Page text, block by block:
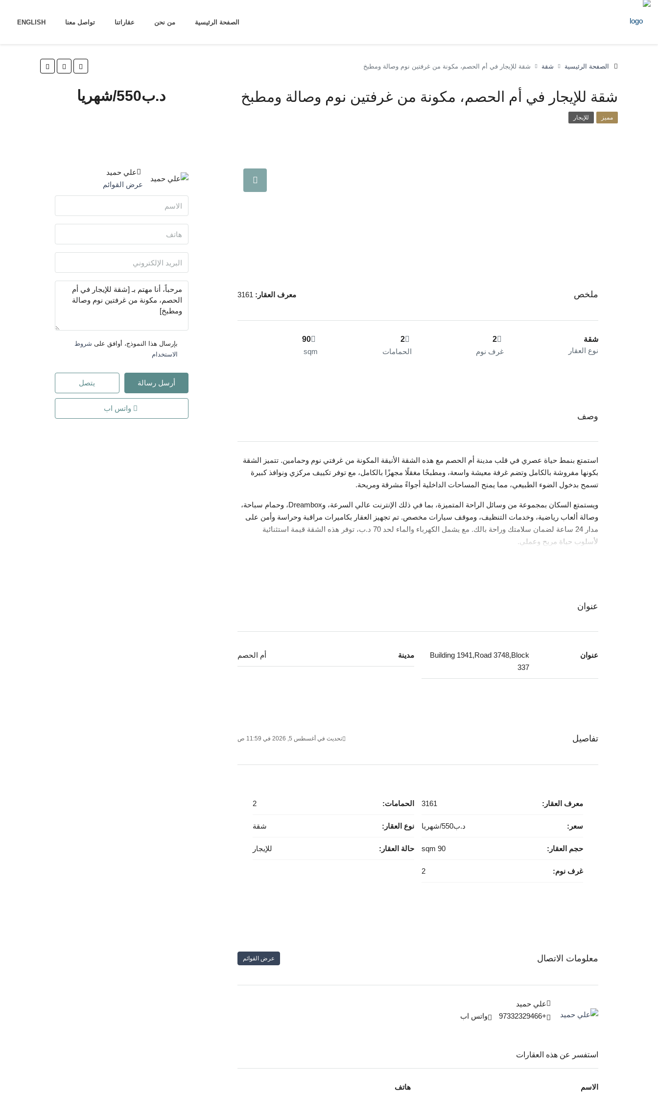
الصفحة الرئيسية من نحن عقاراتنا تواصل معنا ENGLISH
الصفحة الرئيسية شقة شقة للإيجار في أم الحصم، مكونة من غرفتين نوم وصالة ومطبخ
شقة للإيجار في أم الحصم، مكونة من غرفتين نوم وصالة ومطبخ د.ب‎550/شهريا
مميز للإيجار
ملخص معرف العقار:
شقة
نوع العقار
2
غرف نوم
2
الحمامات
90
sqm
وصف
استمتع بنمط حياة عصري في قلب مدينة أم الحصم مع هذه الشقة الأنيقة المكونة من غرفتي نوم وحمامين. تتميز الشقة
بكونها مفروشة بالكامل وتضم غرفة معيشة واسعة، ومطبخًا مغقلًا مجهزًا بالكامل، مع توفر تكييف مركزي ونوافذ كبيرة
تسمح بدخول الضوء الطبيعي، مما يمنح المساحات الداخلية أجواءً مشرقة ومريحة.
ويستمتع السكان بمجموعة من وسائل الراحة المتميزة، بما في ذلك الإنترنت عالي السرعة، وDreambox، وحمام سباحة،
وصالة ألعاب رياضية، وخدمات التنظيف، وموقف سيارات مخصص. تم تجهيز العقار بكاميرات مراقبة وحراسة وأمن على
مدار 24 ساعة لضمان سلامتك وراحة بالك. مع يشمل الكهرباء والماء لحد 70 د.ب، توفر هذه الشقة قيمة استثنائية
لأسلوب حياة مريح وعملي.
عنوان
عنوان
Building 1941,Road 3748,Block
337
مدينة أم الحصم
تفاصيل تحديث في أغسطس 5, 2026 في 11:59 ص
معرف العقار: 3161
سعر: د.ب‎550/شهريا
حجم العقار: 90 sqm
غرف نوم: 2
الحمامات: 2
نوع العقار: شقة
حالة العقار: للإيجار
معلومات الاتصال عرض القوائم
علي حميد
+97332329466
واتس اب
استفسر عن هذه العقارات
الاسم هاتف
علي حميد
عرض القوائم
بإرسال هذا النموذج، أوافق على شروط
الاستخدام
أرسل رسالة يتصل
واتس اب